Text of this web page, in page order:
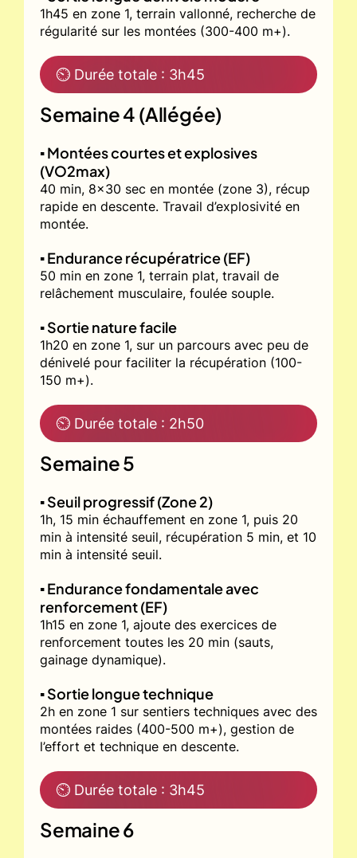
1h45 en zone 1, terrain vallonné, recherche de
régularité sur les montées (300-400 m+).
⏲ Durée totale : 3h45
Semaine 4 (Allégée)
▪️ Montées courtes et explosives
(VO2max)
40 min, 8x30 sec en montée (zone 3), récup
rapide en descente. Travail d’explosivité en
montée.
▪️ Endurance récupératrice (EF)
50 min en zone 1, terrain plat, travail de
relâchement musculaire, foulée souple.
▪️ Sortie nature facile
1h20 en zone 1, sur un parcours avec peu de
dénivelé pour faciliter la récupération (100-
150 m+).
⏲ Durée totale : 2h50
Semaine 5
▪️ Seuil progressif (Zone 2)
1h, 15 min échauffement en zone 1, puis 20
min à intensité seuil, récupération 5 min, et 10
min à intensité seuil.
▪️ Endurance fondamentale avec
renforcement (EF)
1h15 en zone 1, ajoute des exercices de
renforcement toutes les 20 min (sauts,
gainage dynamique).
▪️ Sortie longue technique
2h en zone 1 sur sentiers techniques avec des
montées raides (400-500 m+), gestion de
l’effort et technique en descente.
⏲ Durée totale : 3h45
Semaine 6